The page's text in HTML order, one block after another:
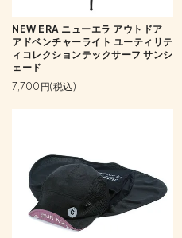
NEW ERA ニューエラ アウトドア
アドベンチャーライト ユーティリテ
ィコレクションテックサーフ サンシ
ェード
7,700円(税込)